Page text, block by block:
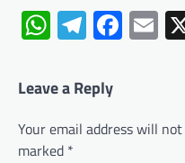
WhatsApp
Leave a Reply
Your email address will
marked *